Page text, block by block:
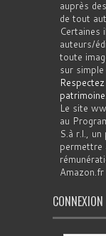
auprès
de tout
auteurs/
toute
sur
patrimoine
Le site
au
S.à r.l.,
permettre
Amazon.fr
CONNEXION